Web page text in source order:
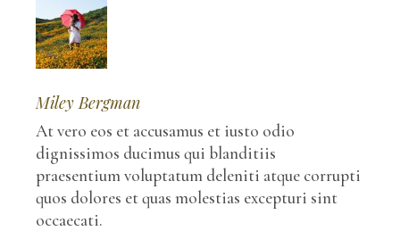
Miley Bergman
At vero eos et accusamus et iusto odio
dignissimos ducimus qui blanditiis
praesentium voluptatum deleniti atque corrupti
quos dolores et quas molestias excepturi sint
occaecati.